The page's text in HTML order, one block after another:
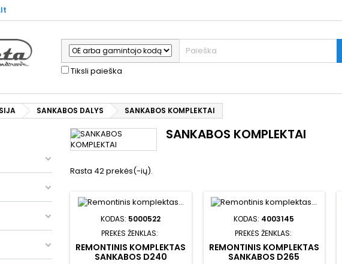
Tiksli paieška
SANKABOS DALYS SANKABOS KOMPLEKTAI
SANKABOS KOMPLEKTAI
Rasta 42 prekės(-ių).
KODAS: 5000522
PREKĖS ŽENKLAS:
REMONTINIS KOMPLEKTAS
SANKABOS D240
KODAS: 4003145
PREKĖS ŽENKLAS:
REMONTINIS KOMPLEKTAS
SANKABOS D265